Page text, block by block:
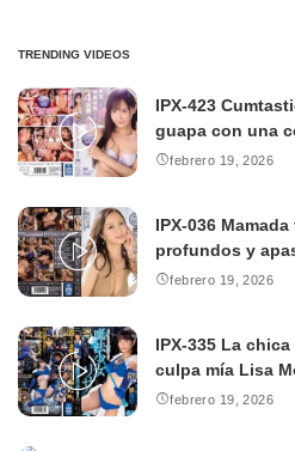
TRENDING VIDEOS
IPX-423
guapa con una
febrero 19, 2026
IPX-036
profundos y
febrero 19, 2026
IPX-335 La
culpa mía Lisa
febrero 19, 2026